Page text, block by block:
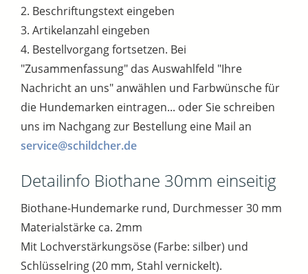
2. Beschriftungstext eingeben
3. Artikelanzahl eingeben
4. Bestellvorgang fortsetzen. Bei
"Zusammenfassung" das Auswahlfeld "Ihre
Nachricht an uns" anwählen und Farbwünsche für
die Hundemarken eintragen... oder Sie schreiben
uns im Nachgang zur Bestellung eine Mail an
service@schildcher.de
Detailinfo Biothane 30mm einseitig
Biothane-Hundemarke rund, Durchmesser 30 mm
Materialstärke ca. 2mm
Mit Lochverstärkungsöse (Farbe: silber) und
Schlüsselring (20 mm, Stahl vernickelt).